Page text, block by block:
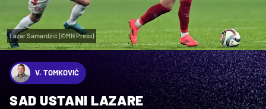
Lazar Samardžić (©MN Press)
V. TOMKOVIĆ
SAD USTANI LAZARE